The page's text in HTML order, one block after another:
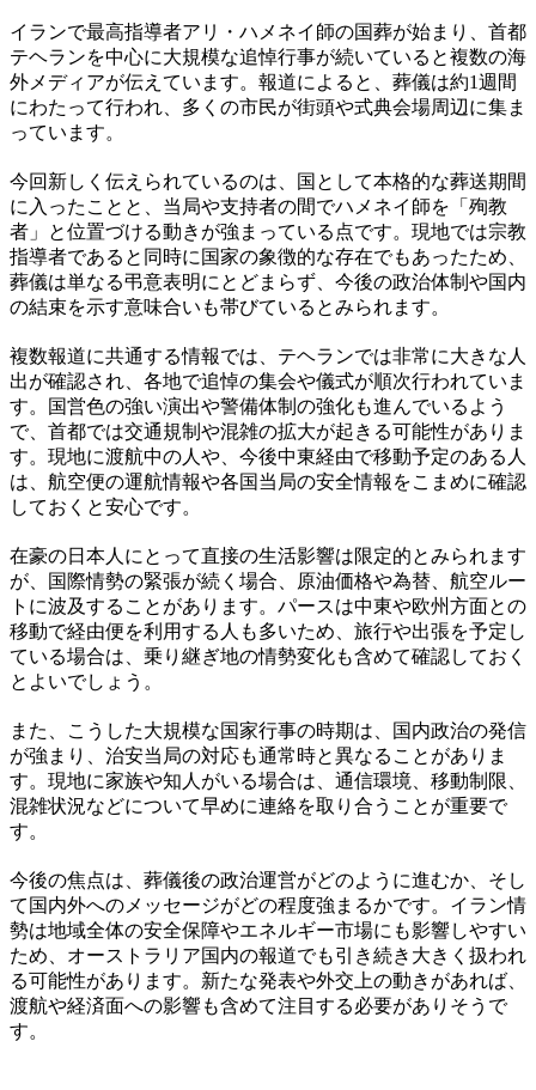
イランで最高指導者アリ・ハメネイ師の国葬が始まり、首都
テヘランを中心に大規模な追悼行事が続いていると複数の海
外メディアが伝えています。報道によると、葬儀は約1週間
にわたって行われ、多くの市民が街頭や式典会場周辺に集ま
っています。
今回新しく伝えられているのは、国として本格的な葬送期間
に入ったことと、当局や支持者の間でハメネイ師を「殉教
者」と位置づける動きが強まっている点です。現地では宗教
指導者であると同時に国家の象徴的な存在でもあったため、
葬儀は単なる弔意表明にとどまらず、今後の政治体制や国内
の結束を示す意味合いも帯びているとみられます。
複数報道に共通する情報では、テヘランでは非常に大きな人
出が確認され、各地で追悼の集会や儀式が順次行われていま
す。国営色の強い演出や警備体制の強化も進んでいるよう
で、首都では交通規制や混雑の拡大が起きる可能性がありま
す。現地に渡航中の人や、今後中東経由で移動予定のある人
は、航空便の運航情報や各国当局の安全情報をこまめに確認
しておくと安心です。
在豪の日本人にとって直接の生活影響は限定的とみられます
が、国際情勢の緊張が続く場合、原油価格や為替、航空ルー
トに波及することがあります。パースは中東や欧州方面との
移動で経由便を利用する人も多いため、旅行や出張を予定し
ている場合は、乗り継ぎ地の情勢変化も含めて確認しておく
とよいでしょう。
また、こうした大規模な国家行事の時期は、国内政治の発信
が強まり、治安当局の対応も通常時と異なることがありま
す。現地に家族や知人がいる場合は、通信環境、移動制限、
混雑状況などについて早めに連絡を取り合うことが重要で
す。
今後の焦点は、葬儀後の政治運営がどのように進むか、そし
て国内外へのメッセージがどの程度強まるかです。イラン情
勢は地域全体の安全保障やエネルギー市場にも影響しやすい
ため、オーストラリア国内の報道でも引き続き大きく扱われ
る可能性があります。新たな発表や外交上の動きがあれば、
渡航や経済面への影響も含めて注目する必要がありそうで
す。